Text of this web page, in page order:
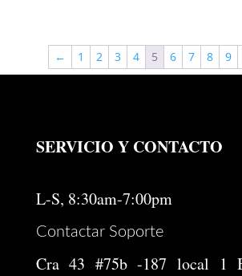
← 1 2 3 4 5 6 7 8 9
SERVICIO Y CONTACTO
L-S, 8:30am-7:00pm
Contactar Soporte
Cra 43 #75b -187 local 1